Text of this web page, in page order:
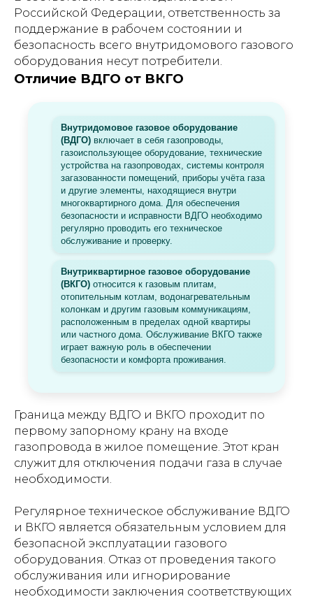
Российской Федерации, ответственность за
поддержание в рабочем состоянии и
безопасность всего внутридомового газового
оборудования несут потребители.
Отличие ВДГО от ВКГО
Внутридомовое газовое оборудование
(ВДГО) включает в себя газопроводы,
газоиспользующее оборудование, технические
устройства на газопроводах, системы контроля
загазованности помещений, приборы учёта газа
и другие элементы, находящиеся внутри
многоквартирного дома. Для обеспечения
безопасности и исправности ВДГО необходимо
регулярно проводить его техническое
обслуживание и проверку.
Внутриквартирное газовое оборудование
(ВКГО) относится к газовым плитам,
отопительным котлам, водонагревательным
колонкам и другим газовым коммуникациям,
расположенным в пределах одной квартиры
или частного дома. Обслуживание ВКГО также
играет важную роль в обеспечении
безопасности и комфорта проживания.
Граница между ВДГО и ВКГО проходит по
первому запорному крану на входе
газопровода в жилое помещение. Этот кран
служит для отключения подачи газа в случае
необходимости.
Регулярное техническое обслуживание ВДГО
и ВКГО является обязательным условием для
безопасной эксплуатации газового
оборудования. Отказ от проведения такого
обслуживания или игнорирование
необходимости заключения соответствующих